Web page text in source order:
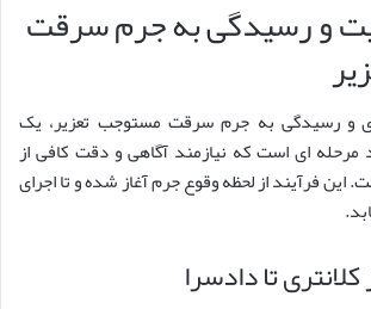
و رسیدگی به جرم سرقت
و رسیدگی به جرم سرقت مستوجب تعزیر، یک
مرحله ای است که نیازمند آگاهی و دقت کافی از
فرآیند از لحظه وقوع جرم آغاز شده و تا اجرای
تا دادسرا